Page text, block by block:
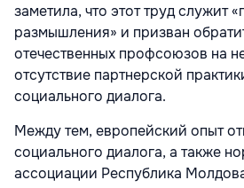
заметила, что этот труд слу­жит
размышления» и призван
отечественных профсо­юзов на
отсутствие партнер­ской
социального диа­лога.
Между тем, европейский опыт
социального диалога, а также
ассоциации Республи­ка